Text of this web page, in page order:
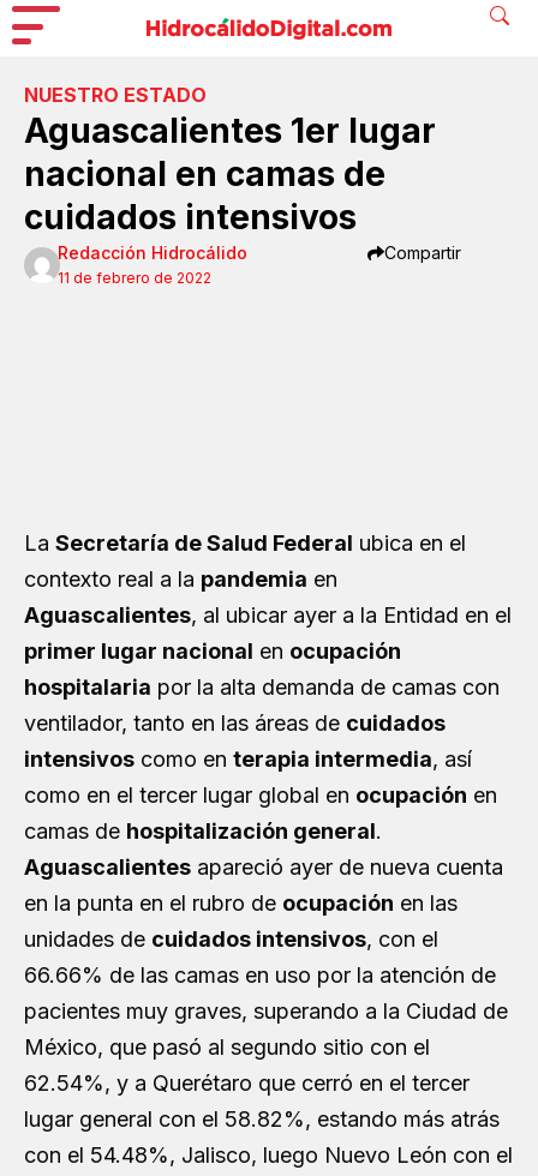
NUESTRO ESTADO
Aguascalientes 1er lugar
nacional en camas de
cuidados intensivos
Redacción Hidrocálido
11 de febrero de 2022
Compartir
La Secretaría de Salud Federal ubica en el
contexto real a la pandemia en
Aguascalientes, al ubicar ayer a la Entidad en el
primer lugar nacional en ocupación
hospitalaria por la alta demanda de camas con
ventilador, tanto en las áreas de cuidados
intensivos como en terapia intermedia, así
como en el tercer lugar global en ocupación en
camas de hospitalización general.
Aguascalientes apareció ayer de nueva cuenta
en la punta en el rubro de ocupación en las
unidades de cuidados intensivos, con el
66.66% de las camas en uso por la atención de
pacientes muy graves, superando a la Ciudad de
México, que pasó al segundo sitio con el
62.54%, y a Querétaro que cerró en el tercer
lugar general con el 58.82%, estando más atrás
con el 54.48%, Jalisco, luego Nuevo León con el